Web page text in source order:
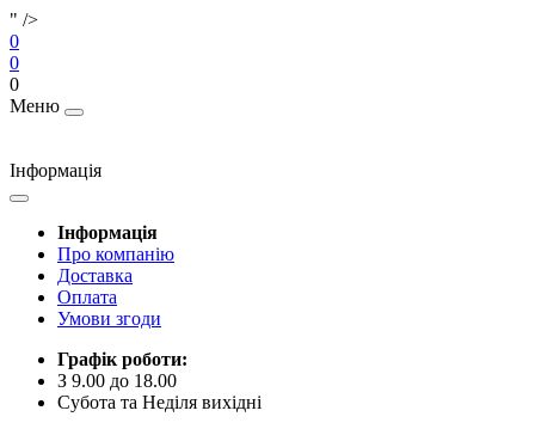
" />
0
0
0
Меню
Інформація
Інформація
Про компанію
Доставка
Оплата
Умови згоди
Графік роботи:
З 9.00 до 18.00
Субота та Неділя вихідні